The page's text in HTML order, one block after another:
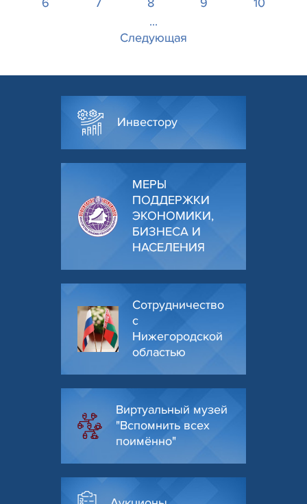
...
Следующая
Инвестору
МЕРЫ
ПОДДЕРЖКИ
ЭКОНОМИКИ,
БИЗНЕСА И
НАСЕЛЕНИЯ
Сотрудничество
с
Нижегородской
областью
Виртуальный музей
"Вспомнить всех
поимённо"